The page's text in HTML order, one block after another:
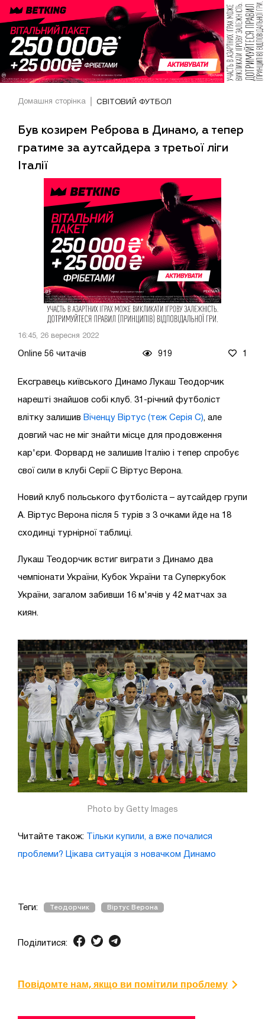
Домашня сторінка СВІТОВИЙ ФУТБОЛ
Був козирем Реброва в Динамо, а тепер
гратиме за аутсайдера з третьої ліги
Італії
16:45, 26 вересня 2022
Online 56 читачів 919 1
Ексгравець київського Динамо Лукаш Теодорчик
нарешті знайшов собі клуб. 31-річний футболіст
влітку залишив Віченцу Віртус (теж Серія С) , але
довгий час не міг знайти місце для продовження
кар'єри. Форвард не залишив Італію і тепер спробує
свої сили в клубі Серії C Віртус Верона.
Новий клуб польського футболіста – аутсайдер групи
А. Віртус Верона після 5 турів з 3 очками йде на 18
сходинці турнірної таблиці.
Лукаш Теодорчик встиг виграти з Динамо два
чемпіонати України, Кубок України та Суперкубок
України, загалом забивши 16 м'ячів у 42 матчах за
киян.
Photo by Getty Images
Читайте також: Тільки купили, а вже почалися
проблеми? Цікава ситуація з новачком Динамо
Теги: Теодорчик Віртус Верона
Поділитися:
Повідомте нам, якщо ви помітили проблему